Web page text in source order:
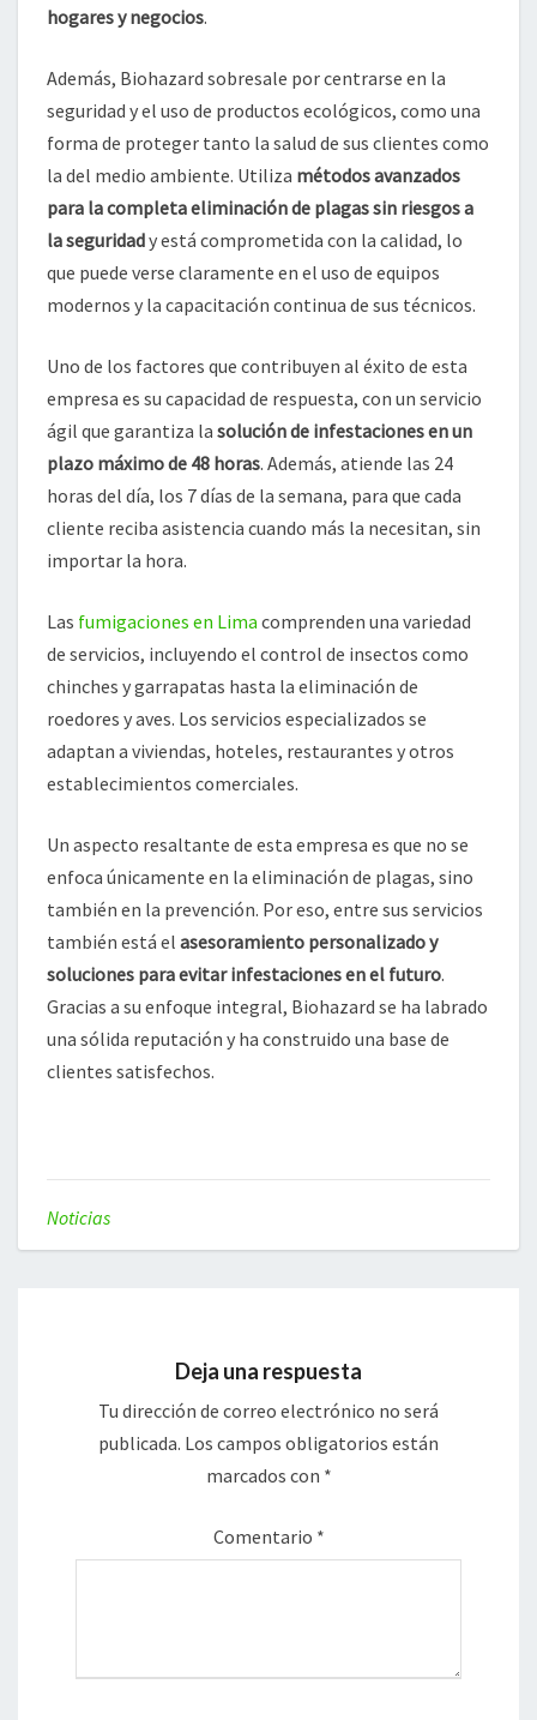
hogares y negocios.
Además, Biohazard sobresale por centrarse en la
seguridad y el uso de productos ecológicos, como una
forma de proteger tanto la salud de sus clientes como
la del medio ambiente. Utiliza métodos avanzados
para la completa eliminación de plagas sin riesgos a
la seguridady está comprometida con la calidad, lo
que puede verse claramente en el uso de equipos
modernos y la capacitación continua de sus técnicos.
Uno de los factores que contribuyen al éxito de esta
empresa es su capacidad de respuesta, con un servicio
ágil que garantiza la solución de infestaciones en un
plazo máximo de 48 horas. Además, atiende las 24
horas del día, los 7 días de la semana, para que cada
cliente reciba asistencia cuando más la necesitan, sin
importar la hora.
Las fumigaciones en Lima comprenden una variedad
de servicios, incluyendo el control de insectos como
chinches y garrapatas hasta la eliminación de
roedores y aves. Los servicios especializados se
adaptan a viviendas, hoteles, restaurantes y otros
establecimientos comerciales.
Un aspecto resaltante de esta empresa es que no se
enfoca únicamente en la eliminación de plagas, sino
también en la prevención. Por eso, entre sus servicios
también está el asesoramiento personalizado y
soluciones para evitar infestaciones en el futuro.
Gracias a su enfoque integral, Biohazard se ha labrado
una sólida reputación y ha construido una base de
clientes satisfechos.
Noticias
Deja una respuesta
Tu dirección de correo electrónico no será
publicada. Los campos obligatorios están
marcados con *
Comentario *